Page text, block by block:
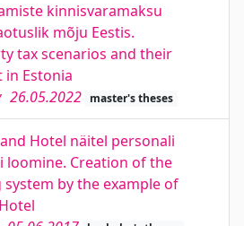
kinnisvaramaksu
mõju Eestis.
tax scenarios and their
Estonia
26.05.2022 master's theses
Hotel näitel personali
loomine. Creation of the
by the example of